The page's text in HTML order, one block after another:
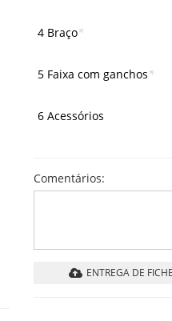
4 Braço*
5 Faixa com ganchos*
6 Acessórios
Comentários:
ENTREGA DE